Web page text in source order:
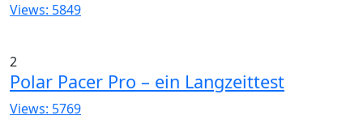
Views: 5849
2
Polar Pacer Pro – ein Langzeittest
Views: 5769